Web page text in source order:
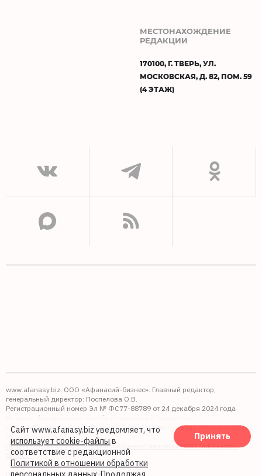
МЕСТОНАХОЖДЕНИЕ
РЕДАКЦИИ
170100, Г. ТВЕРЬ, УЛ.
МОСКОВСКАЯ, Д. 82, ПОМ. 59
(4 ЭТАЖ)
www.afanasy.biz. ООО «Афанасий-бизнес». Главный редактор,
генеральный директор: Поспелова О.В.
Регистрационный номер Эл № ФС77-88789 от 24 декабря 2024 года
Выдано: Федеральная служба по надзору в сфере связи,
информационных технологий и массовых коммуникаций (Роскомнадзор).
Правопреемником АО "Афанасий-бизнес" является ООО "Афанасий-
бизнес"
Политика обработки файлов cookie
Сайт www.afanasy.biz уведомляет, что
использует cookie-файлы в
соответствие с редакционной
Политикой в отношении обработки
Принять